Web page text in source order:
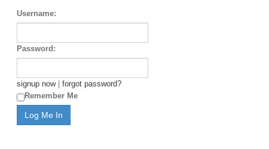
Username:
Password:
signup now| forgot password?
Remember Me